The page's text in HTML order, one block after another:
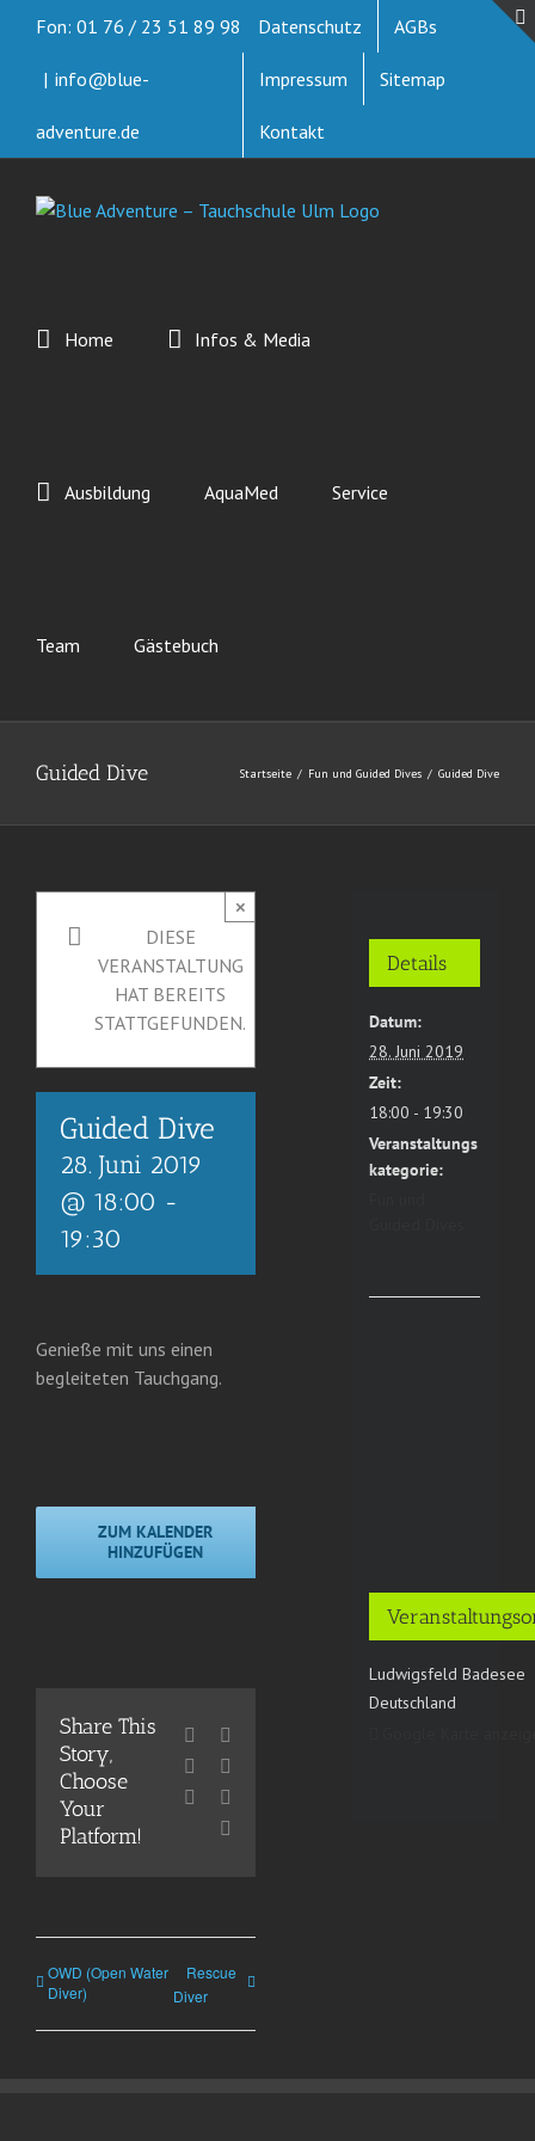
springen
Fon: 01 76 / 23 51 89 98
| info@blue-
adventure.de
Datenschutz AGBs
Impressum Sitemap
Kontakt
Home Infos & Media
Ausbildung AquaMed Service
Team Gästebuch
Guided Dive Startseite Fun und Guided Dives Guided Dive
DIESE
VERANSTALTUNG
HAT BEREITS
STATTGEFUNDEN.
×
Guided Dive
28. Juni 2019
@ 18:00 -
19:30
Genieße mit uns einen
begleiteten Tauchgang.
ZUM KALENDER
HINZUFÜGEN
Share This
Story,
Choose
Your
Platform!
Facebook
Reddit
WhatsApp
OWD (Open Water
Diver)
Rescue
Diver
Details
Datum:
28. Juni 2019
Zeit:
18:00 - 19:30
Veranstaltungs
kategorie:
Ludwigsfeld Badesee
Deutschland